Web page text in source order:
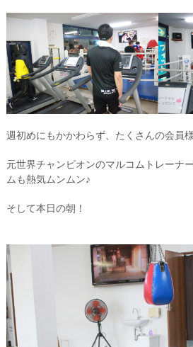
週初めにもかかわらず、たくさんの会員
元世界チャンピオンのマルコムトレーナ
ムも熱気ムンムン♪
そして本日の朝！